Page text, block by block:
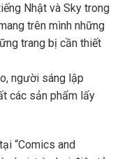
Nhật và Sky trong
trên mình những
trang bị cần thiết
người sáng lập
các sản phẩm lấy
“Comics and